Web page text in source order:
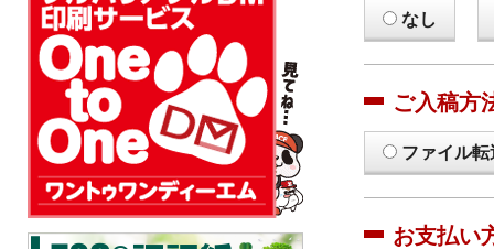
なし
ご入稿方
ファイル
お支払い